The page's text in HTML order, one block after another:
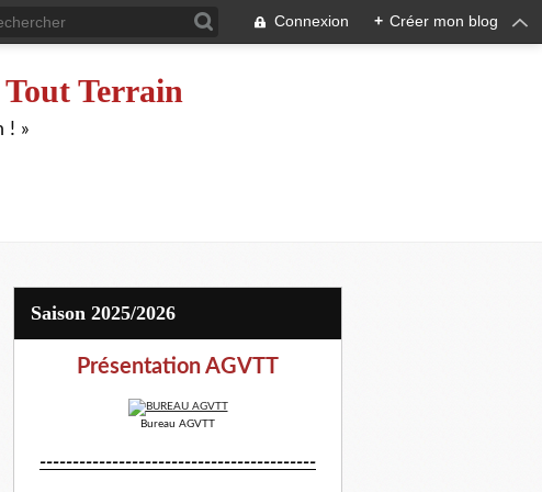
Connexion + Créer mon blog
Terrain
! »
Saison 2025/2026
Présentation AGVTT
Bureau AGVTT
------------------------------------------